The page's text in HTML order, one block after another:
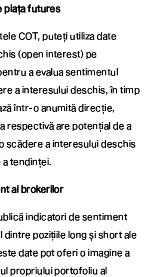
piața futures
COT, puteți utiliza date
(open interest) pe
a evalua sentimentul
a interesului deschis, în timp
într-o anumită direcție,
respectivă are potențial de a
scădere a interesului deschis
a tendinței.
ai brokerilor
indicatori de sentiment
pozițiile long și short ale
date pot oferi o imagine a
propriului portofoliu al